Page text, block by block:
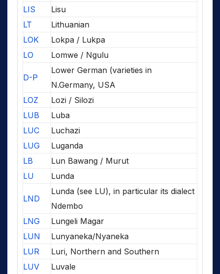
LIS
Lisu
LT
Lithuanian
LOK
Lokpa / Lukpa
LO
Lomwe / Ngulu
D-P
Lower German (varieties in
N.Germany, USA
LOZ
Lozi / Silozi
LUB
Luba
LUC
Luchazi
LUG
Luganda
LB
Lun Bawang / Murut
LU
Lunda
LND
Lunda (see LU), in particular its dialect
Ndembo
LNG
Lungeli Magar
LUN
Lunyaneka/Nyaneka
LUR
Luri, Northern and Southern
LUV
Luvale